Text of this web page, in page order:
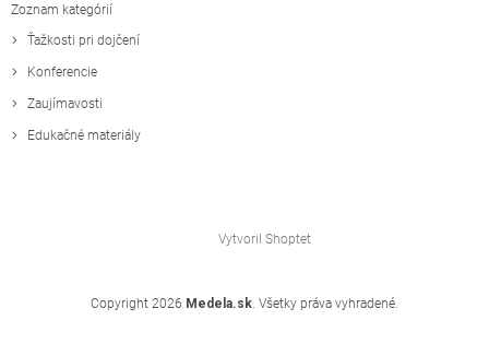
Zoznam kategórií
Ťažkosti pri dojčení
Konferencie
Zaujímavosti
Edukačné materiály
Vytvoril Shoptet
Copyright 2026 Medela.sk. Všetky práva vyhradené.